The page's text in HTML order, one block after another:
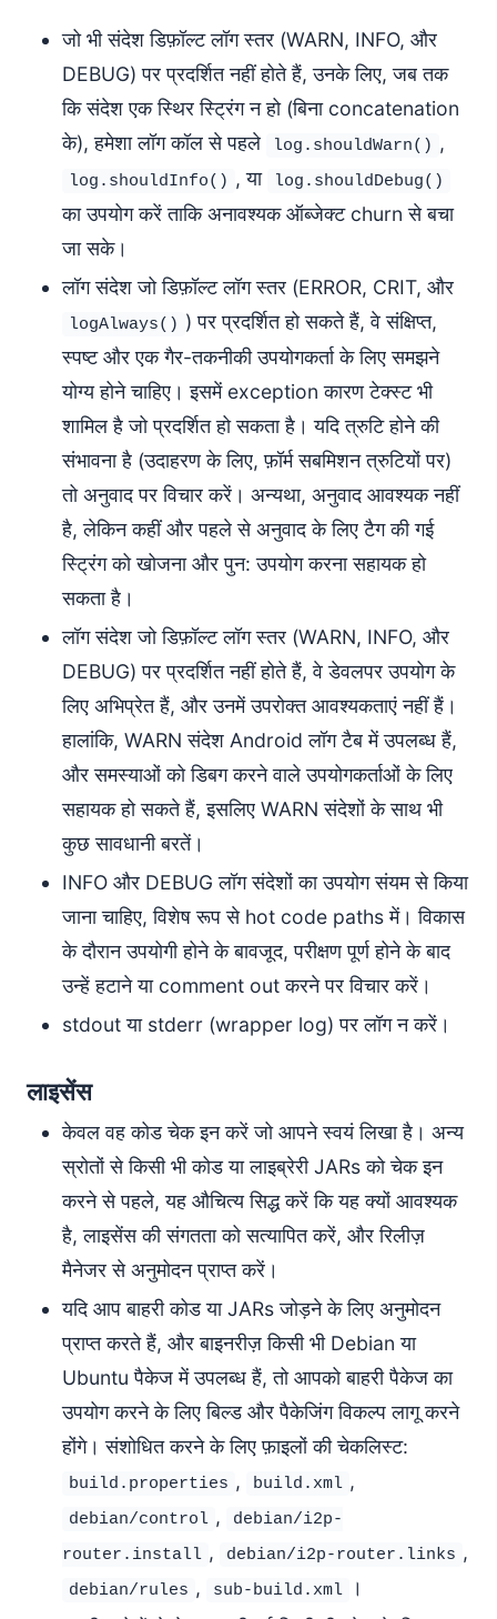
जो भी संदेश डिफ़ॉल्ट लॉग स्तर (WARN, INFO, और
DEBUG) पर प्रदर्शित नहीं होते हैं, उनके लिए, जब तक
कि संदेश एक स्थिर स्ट्रिंग न हो (बिना concatenation
के), हमेशा लॉग कॉल से पहले
log.shouldWarn() ,
log.shouldInfo() , या log.shouldDebug()
का उपयोग करें ताकि अनावश्यक ऑब्जेक्ट churn से बचा
जा सके।
लॉग संदेश जो डिफ़ॉल्ट लॉग स्तर (ERROR, CRIT, और
logAlways() ) पर प्रदर्शित हो सकते हैं, वे संक्षिप्त,
स्पष्ट और एक गैर-तकनीकी उपयोगकर्ता के लिए समझने
योग्य होने चाहिए। इसमें exception कारण टेक्स्ट भी
शामिल है जो प्रदर्शित हो सकता है। यदि त्रुटि होने की
संभावना है (उदाहरण के लिए, फ़ॉर्म सबमिशन त्रुटियों पर)
तो अनुवाद पर विचार करें। अन्यथा, अनुवाद आवश्यक नहीं
है, लेकिन कहीं और पहले से अनुवाद के लिए टैग की गई
स्ट्रिंग को खोजना और पुन: उपयोग करना सहायक हो
सकता है।
लॉग संदेश जो डिफ़ॉल्ट लॉग स्तर (WARN, INFO, और
DEBUG) पर प्रदर्शित नहीं होते हैं, वे डेवलपर उपयोग के
लिए अभिप्रेत हैं, और उनमें उपरोक्त आवश्यकताएं नहीं हैं।
हालांकि, WARN संदेश Android लॉग टैब में उपलब्ध हैं,
और समस्याओं को डिबग करने वाले उपयोगकर्ताओं के लिए
सहायक हो सकते हैं, इसलिए WARN संदेशों के साथ भी
कुछ सावधानी बरतें।
INFO और DEBUG लॉग संदेशों का उपयोग संयम से किया
जाना चाहिए, विशेष रूप से hot code paths में। विकास
के दौरान उपयोगी होने के बावजूद, परीक्षण पूर्ण होने के बाद
उन्हें हटाने या comment out करने पर विचार करें।
stdout या stderr (wrapper log) पर लॉग न करें।
लाइसेंस
केवल वह कोड चेक इन करें जो आपने स्वयं लिखा है। अन्य
स्रोतों से किसी भी कोड या लाइब्रेरी JARs को चेक इन
करने से पहले, यह औचित्य सिद्ध करें कि यह क्यों आवश्यक
है, लाइसेंस की संगतता को सत्यापित करें, और रिलीज़
मैनेजर से अनुमोदन प्राप्त करें।
यदि आप बाहरी कोड या JARs जोड़ने के लिए अनुमोदन
प्राप्त करते हैं, और बाइनरीज़ किसी भी Debian या
Ubuntu पैकेज में उपलब्ध हैं, तो आपको बाहरी पैकेज का
उपयोग करने के लिए बिल्ड और पैकेजिंग विकल्प लागू करने
होंगे। संशोधित करने के लिए फ़ाइलों की चेकलिस्ट:
build.properties , build.xml ,
debian/control ,
debian/i2p-
router.install , debian/i2p-router.links ,
debian/rules , sub-build.xml
।